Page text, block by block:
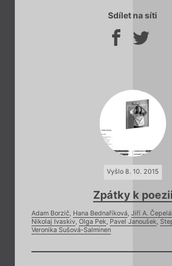
Sdílet na síti
Vyšlo 8. 10. 2015
Zpátky k poezii
Adam Borzič, Hana Bednaříková, Jiří A.
Nikolaj Ivaskiv, Olga Pek, Pavel Janoušek,
Veronika Sušová-Salminen